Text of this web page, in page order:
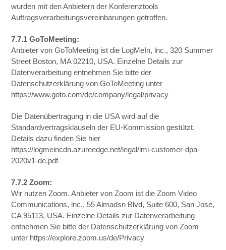
wurden mit den Anbietern der Konferenztools
Auftragsverarbeitungsvereinbarungen getroffen.
7.7.1 GoToMeeting:
Anbieter von GoToMeeting ist die LogMeIn, lnc., 320 Summer
Street Boston, MA 02210, USA. Einzelne Details zur
Datenverarbeitung entnehmen Sie bitte der
Datenschutzerklärung von GoToMeeting unter
https://www.goto.com/de/company/legal/privacy
Die Datenübertragung in die USA wird auf die
Standardvertragsklauseln der EU-Kommission gestützt.
Details dazu finden Sie hier
https://logmeincdn.azureedge.net/legal/lmi-customer-dpa-
2020v1-de.pdf
7.7.2 Zoom:
Wir nutzen Zoom. Anbieter von Zoom ist die Zoom Video
Communications, lnc., 55 Almadsn Blvd, Suite 600, San Jose,
CA 95113, USA. Einzelne Details zur Datenverarbeitung
entnehmen Sie bitte der Datenschutzerklärung von Zoom
unter https://explore.zoom.us/de/Privacy